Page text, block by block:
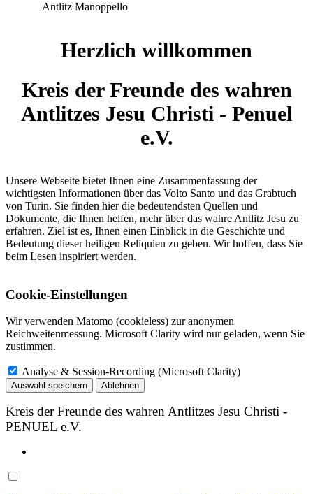
Antlitz Manoppello
Herzlich willkommen
Kreis der Freunde des wahren
Antlitzes Jesu Christi - Penuel
e.V.
Unsere Webseite bietet Ihnen eine Zusammenfassung der
wichtigsten Informationen über das Volto Santo und das Grabtuch
von Turin. Sie finden hier die bedeutendsten Quellen und
Dokumente, die Ihnen helfen, mehr über das wahre Antlitz Jesu zu
erfahren. Ziel ist es, Ihnen einen Einblick in die Geschichte und
Bedeutung dieser heiligen Reliquien zu geben. Wir hoffen, dass Sie
beim Lesen inspiriert werden.
Cookie-Einstellungen
Wir verwenden Matomo (cookieless) zur anonymen
Reichweitenmessung. Microsoft Clarity wird nur geladen, wenn Sie
zustimmen.
Analyse & Session-Recording (Microsoft Clarity)
Auswahl speichern Ablehnen
Kreis der Freunde des wahren Antlitzes Jesu Christi -
PENUEL e.V.